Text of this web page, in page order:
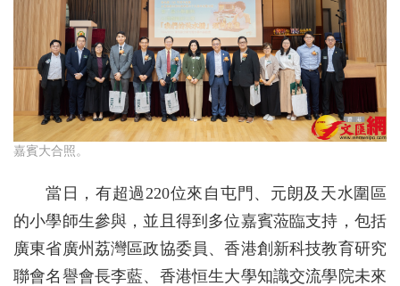
嘉賓大合照。
當日，有超過220位來自屯門、元朗及天水圍區
的小學師生參與，並且得到多位嘉賓蒞臨支持，包括
廣東省廣州荔灣區政協委員、香港創新科技教育研究
聯會名譽會長李藍、香港恒生大學知識交流學院未來